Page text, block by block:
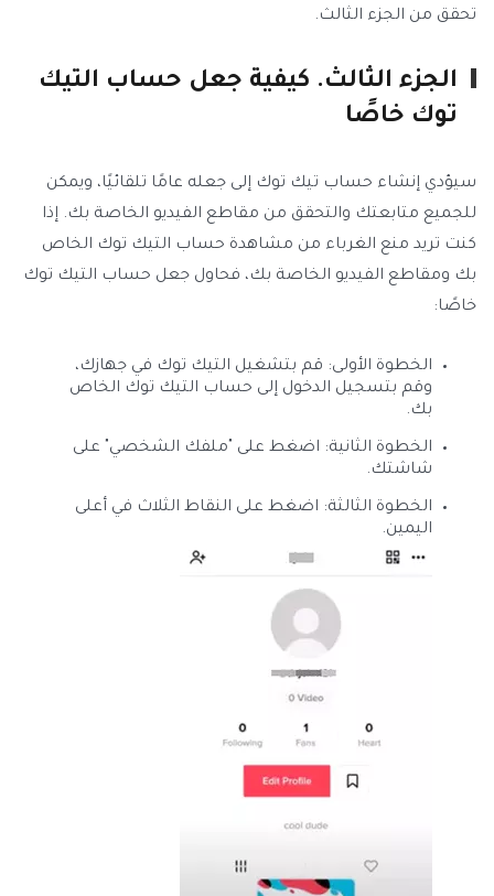
تحقق من الجزء الثالث.
الجزء الثالث. كيفية جعل حساب التيك
توك خاصًا
سيؤدي إنشاء حساب تيك توك إلى جعله عامًا تلقائيًا، ويمكن
للجميع متابعتك والتحقق من مقاطع الفيديو الخاصة بك. إذا
كنت تريد منع الغرباء من مشاهدة حساب التيك توك الخاص
بك ومقاطع الفيديو الخاصة بك، فحاول جعل حساب التيك توك
خاصًا:
الخطوة الأولى: قم بتشغيل التيك توك في جهازك،
وقم بتسجيل الدخول إلى حساب التيك توك الخاص
بك.
الخطوة الثانية: اضغط على "ملفك الشخصي" على
شاشتك.
الخطوة الثالثة: اضغط على النقاط الثلاث في أعلى
اليمين.